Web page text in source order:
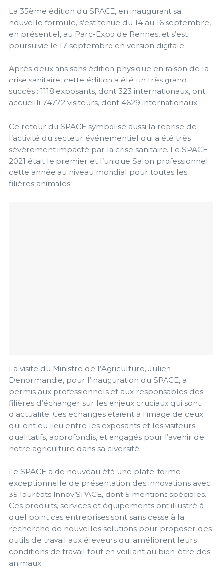
La 35ème édition du SPACE, en inaugurant sa
nouvelle formule, s’est tenue du 14 au 16 septembre,
en présentiel, au Parc-Expo de Rennes, et s’est
poursuivie le 17 septembre en version digitale.
Après deux ans sans édition physique en raison de la
crise sanitaire, cette édition a été un très grand
succès : 1118 exposants, dont 323 internationaux, ont
accueilli 74772 visiteurs, dont 4629 internationaux.
Ce retour du SPACE symbolise aussi la reprise de
l’activité du secteur événementiel qui a été très
sévèrement impacté par la crise sanitaire. Le SPACE
2021 était le premier et l’unique Salon professionnel
cette année au niveau mondial pour toutes les
filières animales.
La visite du Ministre de l’Agriculture, Julien
Denormandie, pour l’inauguration du SPACE, a
permis aux professionnels et aux responsables des
filières d’échanger sur les enjeux cruciaux qui sont
d’actualité. Ces échanges étaient à l’image de ceux
qui ont eu lieu entre les exposants et les visiteurs :
qualitatifs, approfondis, et engagés pour l’avenir de
notre agriculture dans sa diversité.
Le SPACE a de nouveau été une plate-forme
exceptionnelle de présentation des innovations avec
35 lauréats Innov’SPACE, dont 5 mentions spéciales.
Ces produits, services et équipements ont illustré à
quel point ces entreprises sont sans cesse à la
recherche de nouvelles solutions pour proposer des
outils de travail aux éleveurs qui améliorent leurs
conditions de travail tout en veillant au bien-être des
animaux.